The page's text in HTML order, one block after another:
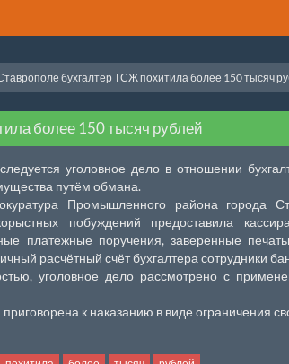
бухгалтер ТСЖ похитила более 150 тысяч
более 150 тысяч рублей
уголовное дело в отношении
путём обмана.
Промышленного района города
побуждений предоставила
платежные поручения, заверенные
расчётный счёт бухгалтера сотрудники
уголовное дело рассмотрено с
к наказанию в виде ограничения